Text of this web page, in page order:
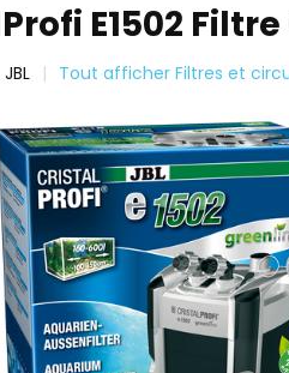
E1502
JBL Tout afficher Filtres et